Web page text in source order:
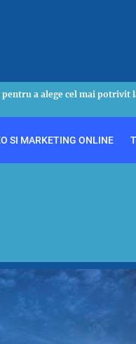
Tot ceea ce este
SI MARKETING ONLINE